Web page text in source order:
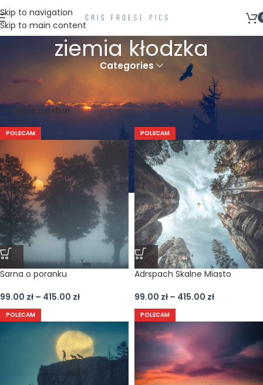
Skip to navigation
Skip to main content
ziemia kłodzka
Categories
Strona główna
Produkty oznaczone “ziemia kłodzka”
Show sidebar Filters
POLECAM
Sarna o poranku
99.00 zł – 415.00 zł
POLECAM
Adrspach Skalne Miasto
99.00 zł – 415.00 zł
POLECAM POLECAM